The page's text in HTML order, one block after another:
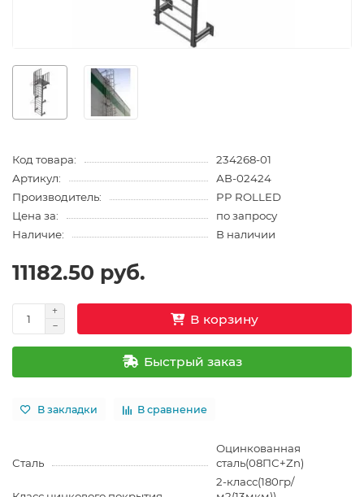
Код товара:
234268-01
Артикул:
АВ-02424
Производитель:
PP ROLLED
Цена за:
по запросу
Наличие:
В наличии
11182.50 руб.
В корзину
Быстрый заказ
В закладки В сравнение
Сталь
Оцинкованная
сталь(08ПС+Zn)
2-класс(180гр/